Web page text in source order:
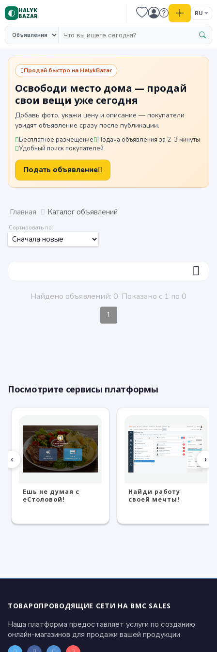
HALYK
BAZAR
RU
Продай быстро на HalykBazar
Освободи место дома — продай
свои вещи уже сегодня
Добавь фото, укажи цену и описание — покупатели
увидят объявление сразу после публикации.
Бесплатное размещение Подача объявления за 2-3 минуты
Удобный поиск покупателей
Подать объявление
Главная Каталог объявлений
Сортировать по:
Найдено объявлений: 0. Показано с 1 по 0
1
Посмотрите сервисы платформы
‹
Ешь не думая с
eСтоловой!
Найди работу
своей мечты!
›
ТОВАРОПРОВОДЯЩИЕ СЕТИ НА BMC SALES
Наша платформа предоставляет услуги по созданию
онлайн-магазинов для продажи вашей продукции